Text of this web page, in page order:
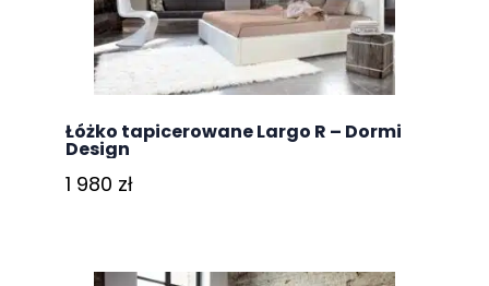
Łóżko tapicerowane Largo R – Dormi
Design
1 980 zł